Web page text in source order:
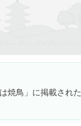
焼鳥」に掲載された